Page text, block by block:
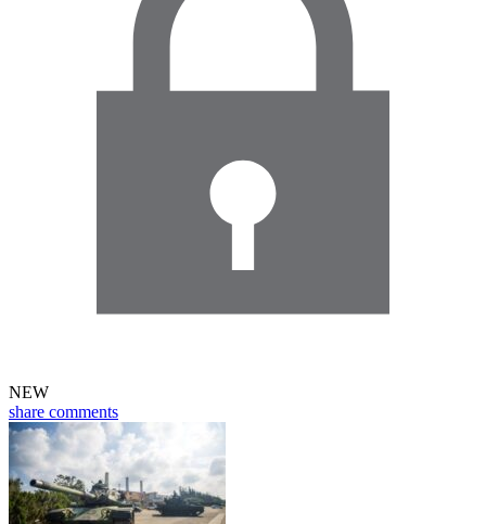
NEW
share comments